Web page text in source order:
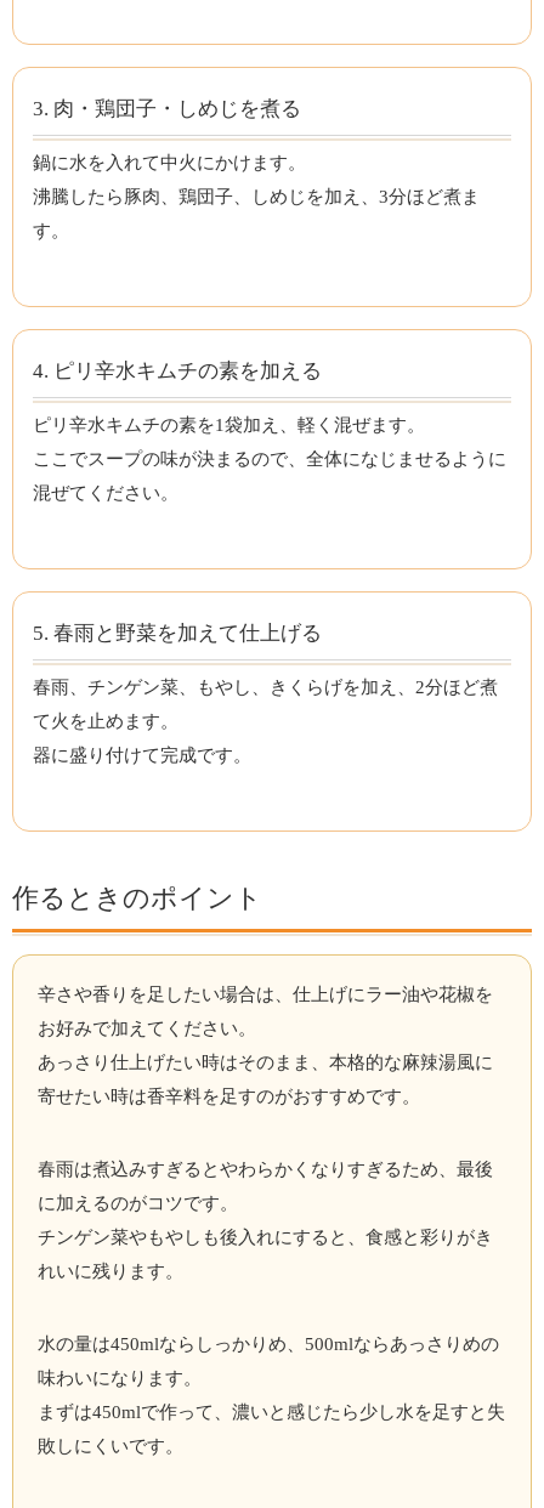
3. 肉・鶏団子・しめじを煮る
鍋に水を入れて中火にかけます。
沸騰したら豚肉、鶏団子、しめじを加え、3分ほど煮ま
す。
4. ピリ辛水キムチの素を加える
ピリ辛水キムチの素を1袋加え、軽く混ぜます。
ここでスープの味が決まるので、全体になじませるように
混ぜてください。
5. 春雨と野菜を加えて仕上げる
春雨、チンゲン菜、もやし、きくらげを加え、2分ほど煮
て火を止めます。
器に盛り付けて完成です。
作るときのポイント
辛さや香りを足したい場合は、仕上げにラー油や花椒を
お好みで加えてください。
あっさり仕上げたい時はそのまま、本格的な麻辣湯風に
寄せたい時は香辛料を足すのがおすすめです。
春雨は煮込みすぎるとやわらかくなりすぎるため、最後
に加えるのがコツです。
チンゲン菜やもやしも後入れにすると、食感と彩りがき
れいに残ります。
水の量は450mlならしっかりめ、500mlならあっさりめの
味わいになります。
まずは450mlで作って、濃いと感じたら少し水を足すと失
敗しにくいです。